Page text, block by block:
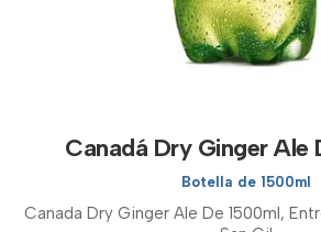
Canadá Dry Ginger Ale
Botella de 1500ml
Canada Dry Ginger Ale De 1500ml,